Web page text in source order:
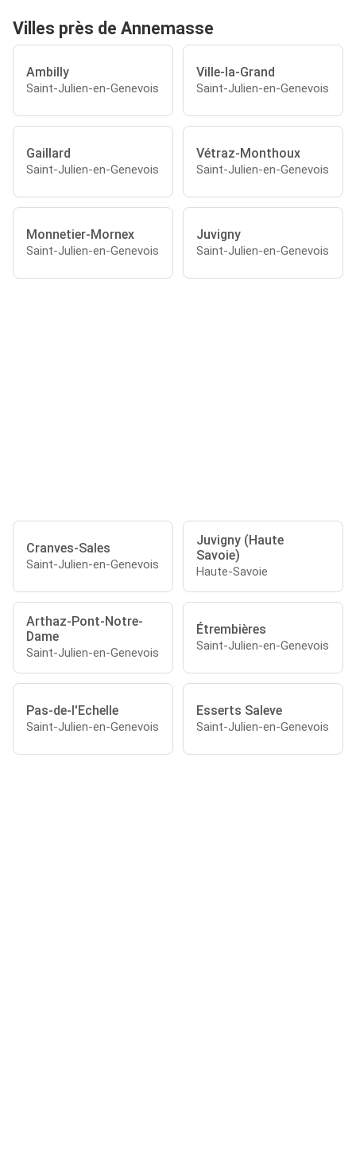
Villes près de Annemasse
Ambilly
Saint-Julien-en-Genevois
Ville-la-Grand
Saint-Julien-en-Genevois
Gaillard
Saint-Julien-en-Genevois
Vétraz-Monthoux
Saint-Julien-en-Genevois
Monnetier-Mornex
Saint-Julien-en-Genevois
Juvigny
Saint-Julien-en-Genevois
Cranves-Sales
Saint-Julien-en-Genevois
Juvigny (Haute
Savoie)
Haute-Savoie
Arthaz-Pont-Notre-
Dame
Saint-Julien-en-Genevois
Étrembières
Saint-Julien-en-Genevois
Pas-de-l'Echelle
Saint-Julien-en-Genevois
Esserts Saleve
Saint-Julien-en-Genevois